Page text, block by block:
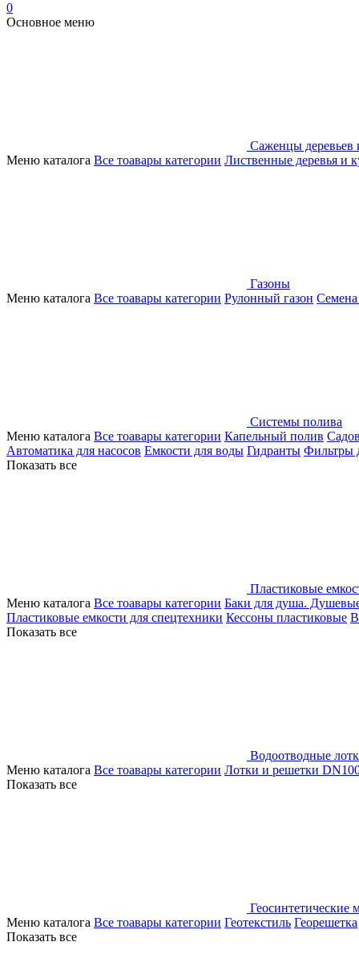
0
Основное меню
Саженцы деревьев
Меню каталога Все тоавары категории Лиственные деревья и
Газоны
Меню каталога Все тоавары категории Рулонный газон Семена
Системы полива
Меню каталога Все тоавары категории Капельный полив
Автоматика для насосов Емкости для воды Гидранты Фильтры
Показать все
Пластиковые
Меню каталога Все тоавары категории Баки для душа.
Пластиковые емкости для спецтехники Кессоны пластиковые
Показать все
Водоотводные
Меню каталога Все тоавары категории Лотки и решетки
Показать все
Геосинтетические
Меню каталога Все тоавары категории Геотекстиль Георешетка
Показать все